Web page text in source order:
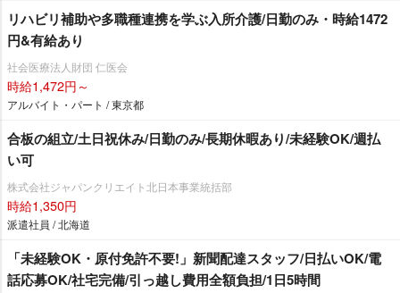
リハビリ補助や多職種連携を学ぶ入所介護/日勤のみ・時給1472
円&有給あり
社会医療法人財団 仁医会
時給1,472円～
アルバイト・パート / 東京都
合板の組立/土日祝休み/日勤のみ/長期休暇あり/未経験OK/週払
い可
株式会社ジャパンクリエイト北日本事業統括部
時給1,350円
派遣社員 / 北海道
「未経験OK・原付免許不要!」新聞配達スタッフ/日払いOK/電
話応募OK/社宅完備/引っ越し費用全額負担/1日5時間